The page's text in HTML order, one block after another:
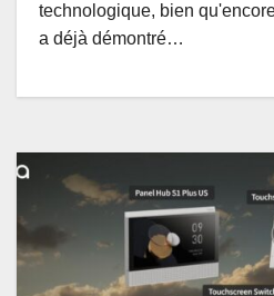
technologique, bien
a déjà démontré…